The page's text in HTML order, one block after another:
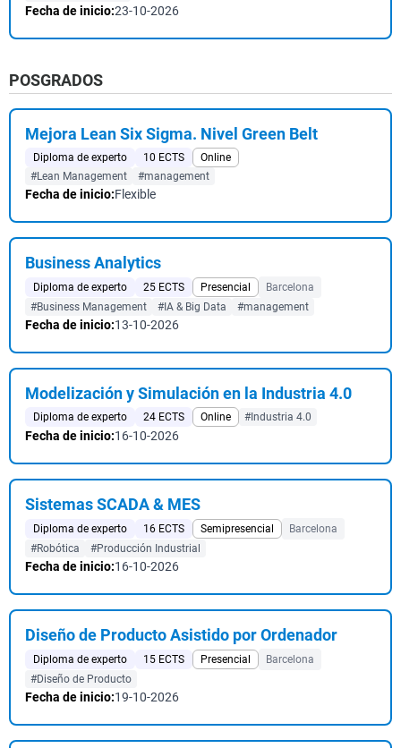
Fecha de inicio:23-10-2026
POSGRADOS
Mejora Lean Six Sigma. Nivel Green Belt
Diploma de experto 10 ECTS
Online
#Lean Management
#management
Fecha de inicio:Flexible
Business Analytics
Diploma de experto 25 ECTS Presencial
Barcelona
#Business Management
#IA & Big Data #management
Fecha de inicio:13-10-2026
Modelización y Simulación en la Industria 4.0
Diploma de experto 24 ECTS Online #Industria 4.0
Fecha de inicio:16-10-2026
Sistemas SCADA & MES
Diploma de experto 16 ECTS Semipresencial
Barcelona
#Robótica
#Producción Industrial
Fecha de inicio:16-10-2026
Diseño de Producto Asistido por Ordenador
Diploma de experto 15 ECTS Presencial
Barcelona
#Diseño de Producto
Fecha de inicio:19-10-2026